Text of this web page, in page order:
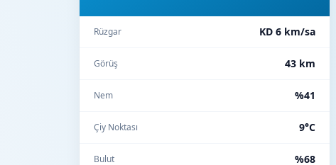
Rüzgar KD 6 km/sa
Görüş 43 km
Nem %41
Çiy Noktası 9°C
Bulut %68